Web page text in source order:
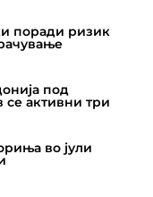
поради ризик
под
активни три
во јули